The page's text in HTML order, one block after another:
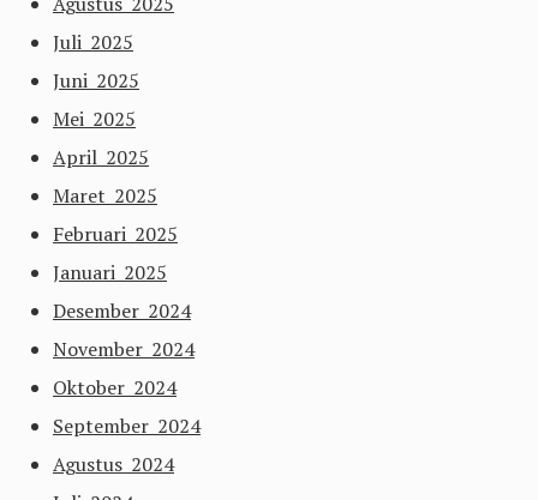
Juli 2025
Juni 2025
Mei 2025
April 2025
Maret 2025
Februari 2025
Januari 2025
Desember 2024
November 2024
Oktober 2024
September 2024
Agustus 2024